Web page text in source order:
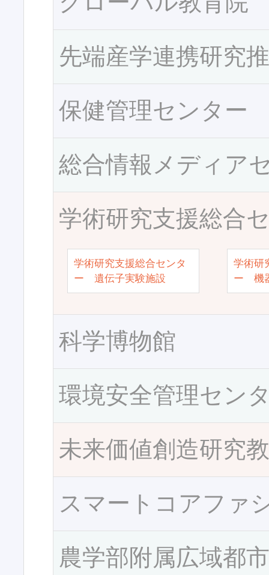
先端産学連携研究
保健管理センター
総合情報メディア
学術研究支援総合
学術研究支援総合センタ
ー 遺伝子実験施設
学術研
ー 機
科学博物館
環境安全管理セン
未来価値創造研究
スマートコアファ
農学部附属広域都